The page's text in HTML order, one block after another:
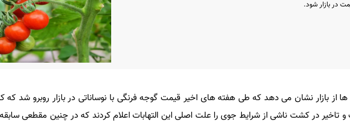
در بازار شود.
از بازار نشان می دهد که طی هفته های اخیر قیمت گوجه فرنگی با نوساناتی در بازار روبرو شد که
تاخیر در کشت ناشی از شرایط جوی را علت اصلی این التهابات اعلام کردند که در چنین مقطعی سابقه